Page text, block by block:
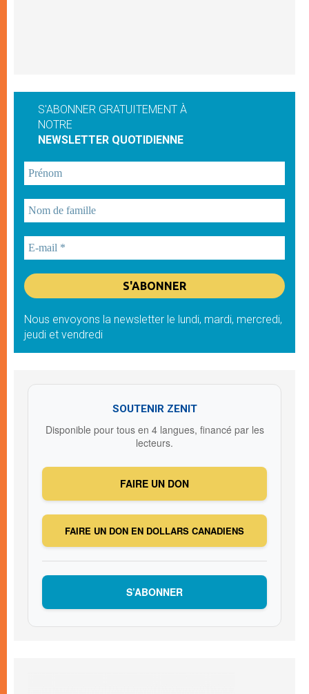
S'ABONNER GRATUITEMENT À
NOTRE
NEWSLETTER QUOTIDIENNE
Nous envoyons la newsletter le lundi, mardi, mercredi,
jeudi et vendredi
SOUTENIR ZENIT
Disponible pour tous en 4 langues, financé par les
lecteurs.
FAIRE UN DON
FAIRE UN DON EN DOLLARS CANADIENS
S’ABONNER